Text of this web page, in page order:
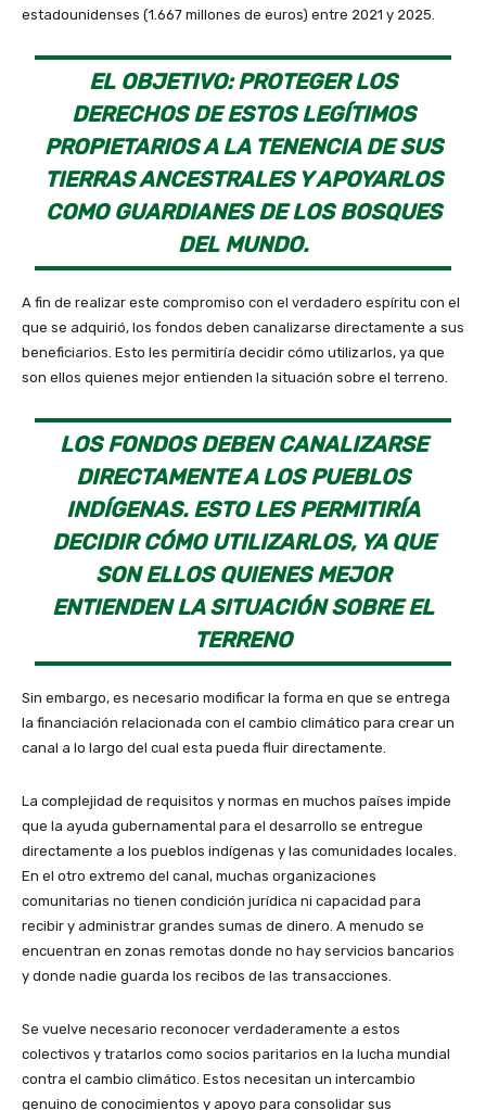
estadounidenses (1.667 millones de euros) entre 2021 y 2025.
EL OBJETIVO: PROTEGER LOS
DERECHOS DE ESTOS LEGÍTIMOS
PROPIETARIOS A LA TENENCIA DE SUS
TIERRAS ANCESTRALES Y APOYARLOS
COMO GUARDIANES DE LOS BOSQUES
DEL MUNDO.
A fin de realizar este compromiso con el verdadero espíritu con el
que se adquirió, los fondos deben canalizarse directamente a sus
beneficiarios. Esto les permitiría decidir cómo utilizarlos, ya que
son ellos quienes mejor entienden la situación sobre el terreno.
LOS FONDOS DEBEN CANALIZARSE
DIRECTAMENTE A LOS PUEBLOS
INDÍGENAS. ESTO LES PERMITIRÍA
DECIDIR CÓMO UTILIZARLOS, YA QUE
SON ELLOS QUIENES MEJOR
ENTIENDEN LA SITUACIÓN SOBRE EL
TERRENO
Sin embargo, es necesario modificar la forma en que se entrega
la financiación relacionada con el cambio climático para crear un
canal a lo largo del cual esta pueda fluir directamente.
La complejidad de requisitos y normas en muchos países impide
que la ayuda gubernamental para el desarrollo se entregue
directamente a los pueblos indígenas y las comunidades locales.
En el otro extremo del canal, muchas organizaciones
comunitarias no tienen condición jurídica ni capacidad para
recibir y administrar grandes sumas de dinero. A menudo se
encuentran en zonas remotas donde no hay servicios bancarios
y donde nadie guarda los recibos de las transacciones.
Se vuelve necesario reconocer verdaderamente a estos
colectivos y tratarlos como socios paritarios en la lucha mundial
contra el cambio climático. Estos necesitan un intercambio
genuino de conocimientos y apoyo para consolidar sus